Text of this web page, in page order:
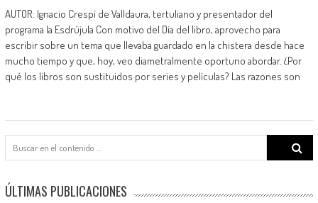
AUTOR: Ignacio Crespí de Valldaura, tertuliano y presentador del
programa la Esdrújula Con motivo del Día del libro, aprovecho para
escribir sobre un tema que llevaba guardado en la chistera desde hace
mucho tiempo y que, hoy, veo diametralmente oportuno abordar. ¿Por
qué los libros son sustituidos por series y películas? Las razones son
Search
for:
ÚLTIMAS PUBLICACIONES